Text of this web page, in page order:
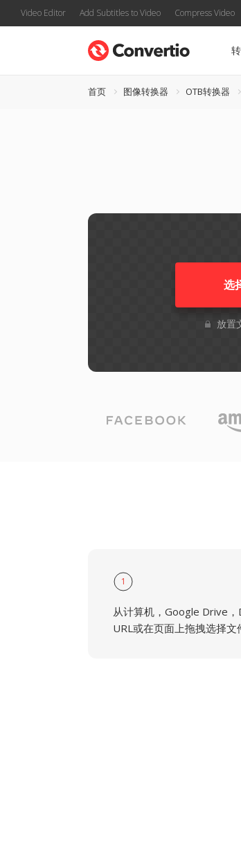
Video Editor Add Subtitles to Video Compress Video
首页 图像转换器 OTB转换器
选
放置
1
从计算机，Google Drive，
URL或在页面上拖拽选择文